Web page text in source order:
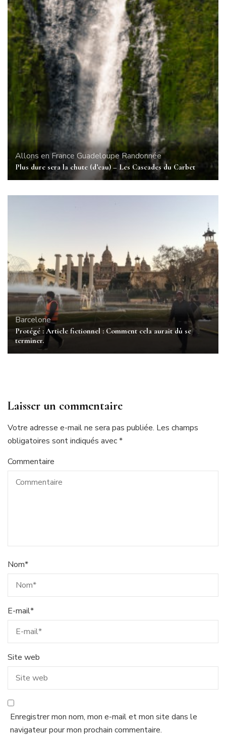
Allons en France Guadeloupe Randonnée
Plus dure sera la chute (d’eau) – Les Cascades du Carbet
Barcelone
Protégé : Article fictionnel : Comment cela aurait dû se
terminer.
Laisser un commentaire
Votre adresse e-mail ne sera pas publiée. Les champs
obligatoires sont indiqués avec*
Commentaire
Nom*
E-mail*
Site web
Enregistrer mon nom, mon e-mail et mon site dans le
navigateur pour mon prochain commentaire.